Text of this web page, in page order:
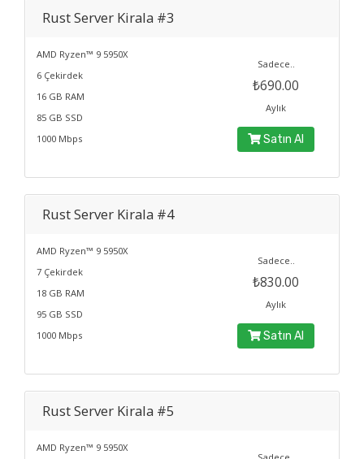
Rust Server Kirala #3
AMD Ryzen™ 9 5950X
6 Çekirdek
16 GB RAM
85 GB SSD
1000 Mbps
Sadece..
₺690.00
Aylık
Satın Al
Rust Server Kirala #4
AMD Ryzen™ 9 5950X
7 Çekirdek
18 GB RAM
95 GB SSD
1000 Mbps
Sadece..
₺830.00
Aylık
Satın Al
Rust Server Kirala #5
AMD Ryzen™ 9 5950X